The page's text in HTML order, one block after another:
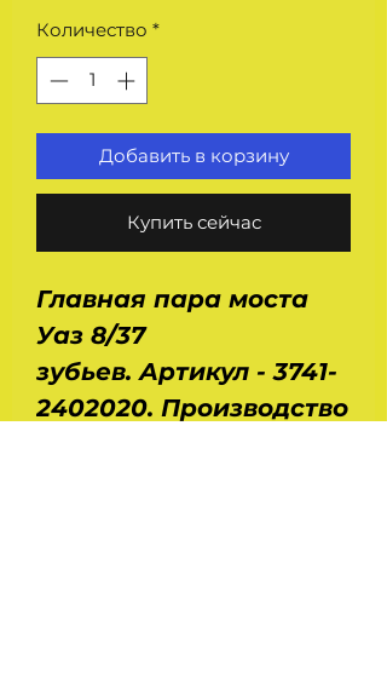
Количество *
Добавить в корзину
Купить сейчас
Главная пара моста
Уаз 8/37
зубьев. Артикул - 3741-
2402020. Производство